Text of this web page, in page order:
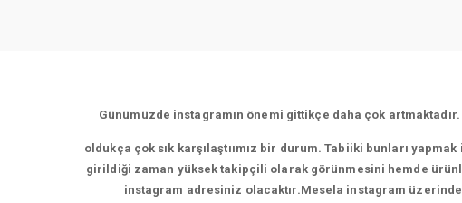
Günümüzde instagramın önemi gittikçe daha çok
oldukça çok sık karşılaştıımız bir durum. Tabiiki bunları
girildiği zaman yüksek takipçili olarak görünmesini hemde
instagram adresiniz olacaktır.Mesela instagram